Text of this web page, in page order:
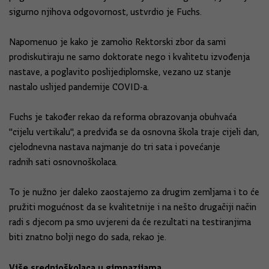
sigurno njihova odgovornost, ustvrdio je Fuchs.
Napomenuo je kako je zamolio Rektorski zbor da sami
prodiskutiraju ne samo doktorate nego i kvalitetu izvođenja
nastave, a poglavito poslijediplomske, vezano uz stanje
nastalo uslijed pandemije COVID-a.
Fuchs je također rekao da reforma obrazovanja obuhvaća
"cijelu vertikalu", a predviđa se da osnovna škola traje cijeli dan,
cjelodnevna nastava najmanje do tri sata i povećanje
radnih sati osnovnoškolaca.
To je nužno jer daleko zaostajemo za drugim zemljama i to će
pružiti mogućnost da se kvalitetnije i na nešto drugačiji način
radi s djecom pa smo uvjereni da će rezultati na testiranjima
biti znatno bolji nego do sada, rekao je.